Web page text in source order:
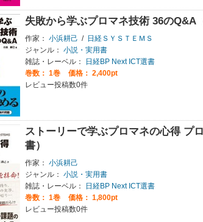
失敗から学ぶプロマネ技術 36のQ&A
作家： 小浜耕己 /
日経ＳＹＳＴＥＭＳ
ジャンル： 小説・実用書
雑誌・レーベル：
日経BP Next ICT選書
巻数： 1巻
価格： 2,400pt
レビュー投稿数0件
ストーリーで学ぶプロマネの心得 プ
書）
作家： 小浜耕己
ジャンル： 小説・実用書
雑誌・レーベル：
日経BP Next ICT選書
巻数： 1巻
価格： 1,800pt
レビュー投稿数0件